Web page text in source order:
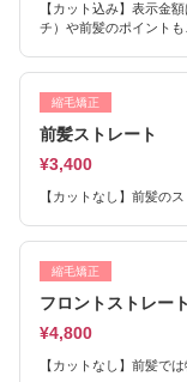
【カット込み】表示金
チ）や前髪のポイントも
縮毛矯正
前髪ストレート
¥3,400
【カットなし】前髪のス
縮毛矯正
フロントストレート
¥4,800
【カットなし】前髪で